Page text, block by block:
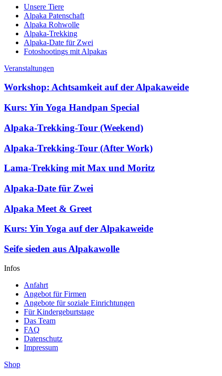
Unsere Tiere
Alpaka Patenschaft
Alpaka Rohwolle
Alpaka-Trekking
Alpaka-Date für Zwei
Fotoshootings mit Alpakas
Veranstaltungen
Workshop: Achtsamkeit auf der Alpakaweide
Kurs: Yin Yoga Handpan Special
Alpaka-Trekking-Tour (Weekend)
Alpaka-Trekking-Tour (After Work)
Lama-Trekking mit Max und Moritz
Alpaka-Date für Zwei
Alpaka Meet & Greet
Kurs: Yin Yoga auf der Alpakaweide
Seife sieden aus Alpakawolle
Infos
Anfahrt
Angebot für Firmen
Angebote für soziale Einrichtungen
Für Kindergeburtstage
Das Team
FAQ
Datenschutz
Impressum
Shop